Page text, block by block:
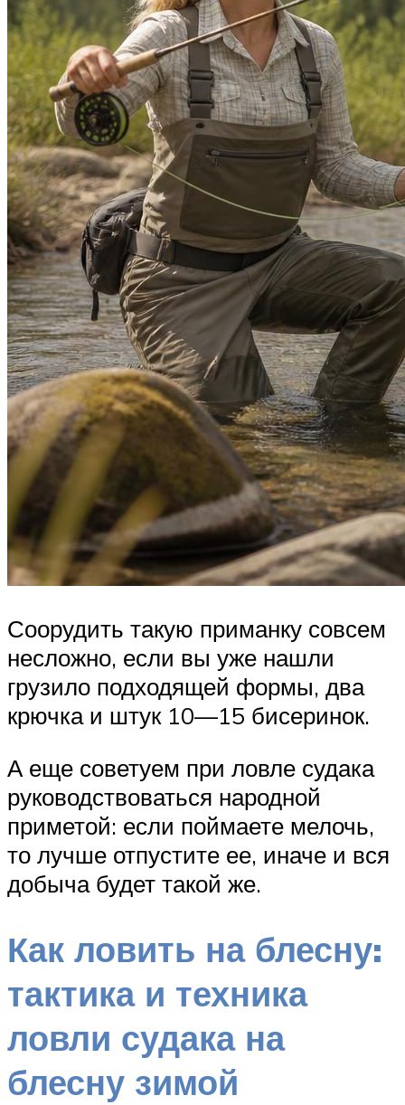
Соорудить такую приманку совсем
несложно, если вы уже нашли
грузило подходящей формы, два
крючка и штук 10—15 бисеринок.
А еще советуем при ловле судака
руководствоваться народной
приметой: если поймаете мелочь,
то лучше отпустите ее, иначе и вся
добыча будет такой же.
Как ловить на блесну:
тактика и техника
ловли судака на
блесну зимой